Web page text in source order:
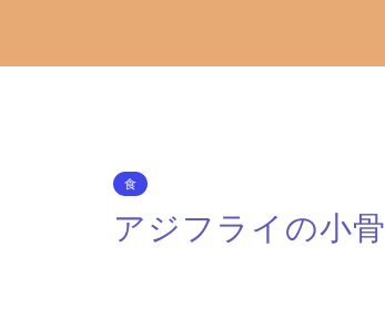
食
アジフライの小骨